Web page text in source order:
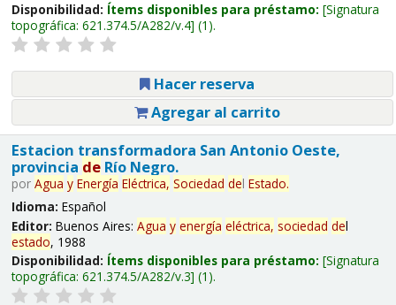
Disponibilidad: Ítems disponibles para préstamo: Signatura
topográfica: 621.374.5/A282/v.4 (1).
Hacer reserva
Agregar al carrito
Estacion transformadora San Antonio Oeste,
provincia deRío Negro.
por Agua y Energía Eléctrica, Sociedad del Estado.
Idioma: Español
Editor: Buenos Aires: Agua y energía eléctrica, sociedad del
estado, 1988
Disponibilidad: Ítems disponibles para préstamo: Signatura
topográfica: 621.374.5/A282/v.3 (1).